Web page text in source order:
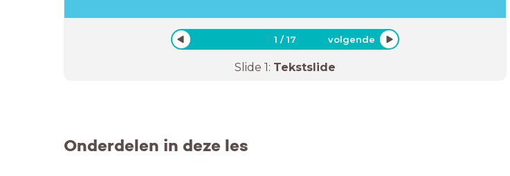
1 /17 volgende
Slide 1: Tekstslide
Onderdelen in deze les